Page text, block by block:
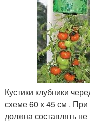
Кустики клубники
схеме 60 х 45 см . При
должна составлять